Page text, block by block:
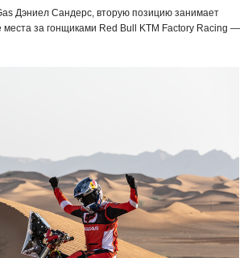
Дэниел Сандерс, вторую позицию занимает
за гонщиками Red Bull KTM Factory Racing —